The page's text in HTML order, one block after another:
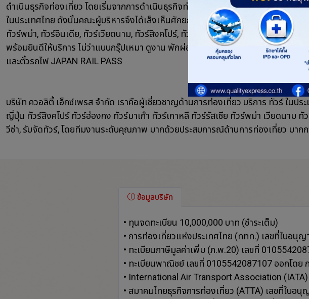
ดำเนินธุรกิจท่องเที่ยว โดยเริ่มจากการดำเนินธุรกิจท่องเที่ยวภายในประเทศ
ในประเทศไทย ดังนั้นคณะผู้บริหารจึงได้เล็งเห็นศักยภาพในการติดต่อประสานงาน จา
ทัวร์พม่า, ทัวร์อินเดีย, ทัวร์เวียดนาม, ทัวร์สิงคโปร์, ทัวร์เกาหลี, ทัวร์ญี่ปุ่น, ทัวร์ยุโรป, ทัว
พร้อมยินดีให้บริการ ไม่ว่าแบบกรุ๊ปเหมา ดูงาน พักผ่อน ฮันนีมูน หรือล่องเรือสำราญทั่ว
และตั๋วรถไฟ JAPAN RAIL PASS
บริษัท ควอลิตี้ เอ็กซ์เพรส จำกัด เราคือผู้เชี่ยวชาญด้านการท่องเที่ยว บริการ ทัวร์ ในป
ญี่ปุ่น ทัวร์สิงคโปร์ ทัวร์ฮ่องกง ทัวร์มาเก๊า ทัวร์เกาหลี ทัวร์รัสเซีย ทัวร์พม่า เวียดนาม
วีซ่า, รับจัดทัวร์, โดยทีมงานระดับคุณภาพ มากด้วยประสบการณ์ด้านการท่องเที่ยว มาก
ข้อมูลบริษัท
• ทุนจดทะเบียน 10,000,000 บาท (ชำระเต็ม)
• การท่องเที่ยวแห่งประเทศไทย (ททท.) เลขที่ใบอนุ
• ทะเบียนภาษีมูลค่าเพิ่ม (ภ.พ.20) เลขที่
• ทะเบียนพาณิชย์ เลขที่ 0105542087107 ออกโด
• International Air Transport Association
• สมาคมไทยธุรกิจการท่องเที่ยว (ATTA) เลขที่ใบอ